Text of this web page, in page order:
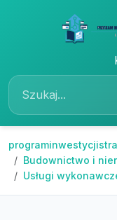
Budownictwo i
Usługi